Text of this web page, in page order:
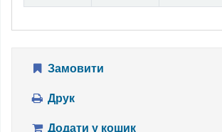
Замовити
Друк
Додати у кошик